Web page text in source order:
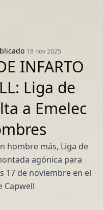
18 nov 2025
INFARTO
Liga de
a Emelec
hombre más, Liga de
agónica para
17 de noviembre en el
Capwell